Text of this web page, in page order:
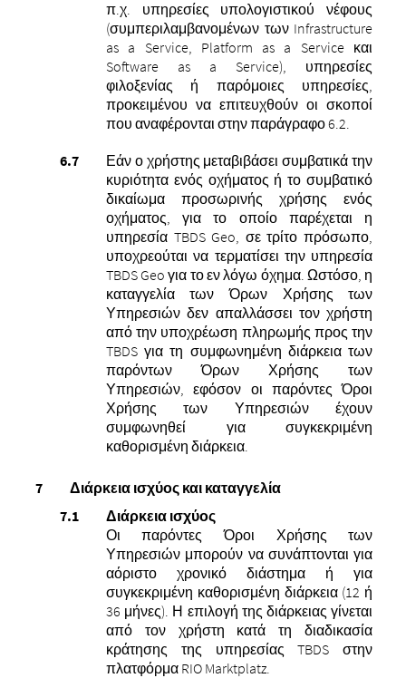
π.χ. υπηρεσίες υπολογιστικού νέφους
(συμπεριλαμβανομένων των Infrastructure
as a Service, Platform as a Service και
Software as a Service), υπηρεσίες
φιλοξενίας ή παρόμοιες υπηρεσίες,
προκειμένου να επιτευχθούν οι σκοποί
που αναφέρονται στην παράγραφο 6.2.
Εάν ο χρήστης μεταβιβάσει συμβατικά την
κυριότητα ενός οχήματος ή το συμβατικό
δικαίωμα προσωρινής χρήσης ενός
οχήματος, για το οποίο παρέχεται η
υπηρεσία TBDS Geo, σε τρίτο πρόσωπο,
υποχρεούται να τερματίσει την υπηρεσία
TBDS Geo για το εν λόγω όχημα. Ωστόσο, η
καταγγελία των Όρων Χρήσης των
Υπηρεσιών δεν απαλλάσσει τον χρήστη
από την υποχρέωση πληρωμής προς την
TBDS για τη συμφωνημένη διάρκεια των
παρόντων Όρων Χρήσης των
Υπηρεσιών, εφόσον οι παρόντες Όροι
Χρήσης των Υπηρεσιών έχουν
συμφωνηθεί για συγκεκριμένη
καθορισμένη διάρκεια.
Διάρκεια ισχύος και καταγγελία
Διάρκεια ισχύος
Οι παρόντες Όροι Χρήσης των
Υπηρεσιών μπορούν να συνάπτονται για
αόριστο χρονικό διάστημα ή για
συγκεκριμένη καθορισμένη διάρκεια (12 ή
36 μήνες). Η επιλογή της διάρκειας γίνεται
από τον χρήστη κατά τη διαδικασία
κράτησης της υπηρεσίας TBDS στην
πλατφόρμα RIO Marktplatz.